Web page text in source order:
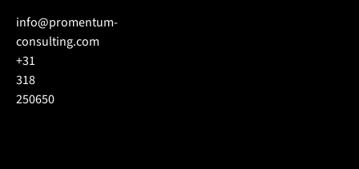
info@promentum-
consulting.com
+31
318
250650